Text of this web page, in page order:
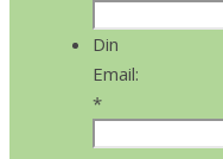
Din
Email:
*